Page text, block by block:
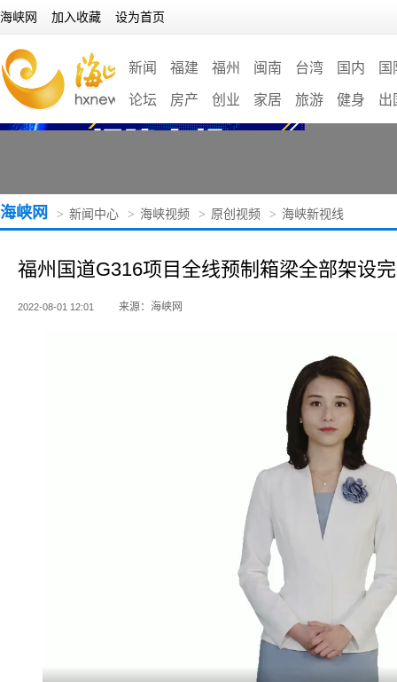
海峡网 加入收藏 设为首页
新闻 福建 福州 闽南 台湾 国内 国
论坛 房产 创业 家居 旅游 健身 出
海峡网 > 新闻中心 > 海峡视频 > 原创视频 > 海峡新视线
福州国道G316项目全线预制箱梁全部架设
2022-08-01 12:01 来源：海峡网